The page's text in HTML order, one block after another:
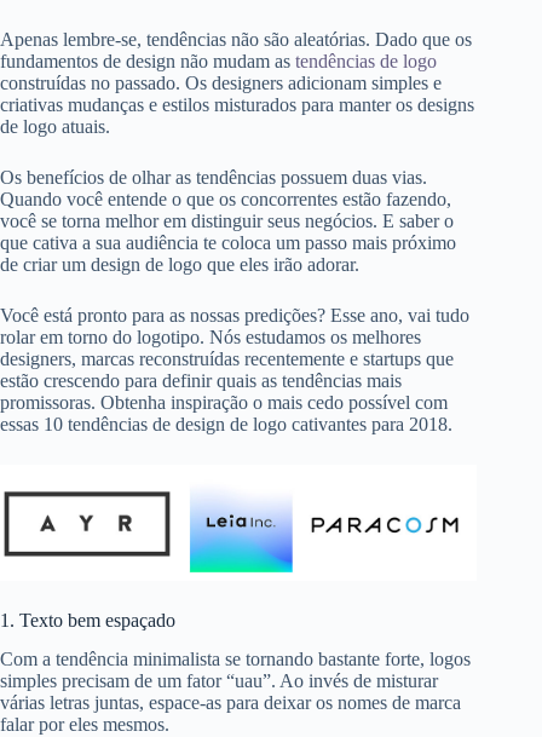
Apenas lembre-se, tendências não são aleatórias. Dado que os
fundamentos de design não mudam as tendências de logo
construídas no passado. Os designers adicionam simples e
criativas mudanças e estilos misturados para manter os designs
de logo atuais.
Os benefícios de olhar as tendências possuem duas vias.
Quando você entende o que os concorrentes estão fazendo,
você se torna melhor em distinguir seus negócios. E saber o
que cativa a sua audiência te coloca um passo mais próximo
de criar um design de logo que eles irão adorar.
Você está pronto para as nossas predições? Esse ano, vai tudo
rolar em torno do logotipo. Nós estudamos os melhores
designers, marcas reconstruídas recentemente e startups que
estão crescendo para definir quais as tendências mais
promissoras. Obtenha inspiração o mais cedo possível com
essas 10 tendências de design de logo cativantes para 2018.
1. Texto bem espaçado
Com a tendência minimalista se tornando bastante forte, logos
simples precisam de um fator “uau”. Ao invés de misturar
várias letras juntas, espace-as para deixar os nomes de marca
falar por eles mesmos.